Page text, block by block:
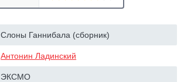
Слоны Ганнибала (сборник)
Антонин Ладинский
ЭКСМО